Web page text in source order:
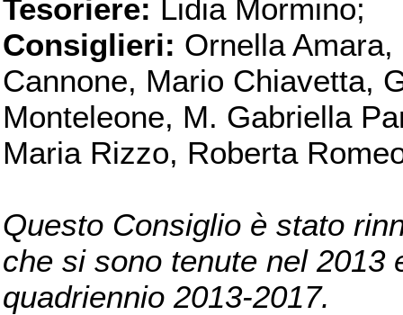
Tesoriere: Lidia Mormino;
Consiglieri: Ornella
Cannone, Mario Chiavetta,
Monteleone, M. Gabriella
Maria Rizzo, Roberta
Questo Consiglio è stato
che si sono tenute nel 2013
quadriennio 2013-2017.